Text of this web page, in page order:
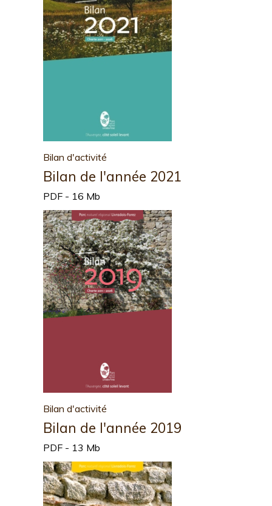
Bilan d'activité
Bilan de l'année 2021
PDF - 16 Mb
Bilan d'activité
Bilan de l'année 2019
PDF - 13 Mb